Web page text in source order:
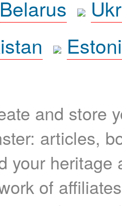
Belarus
and store
articles,
your heritage
of